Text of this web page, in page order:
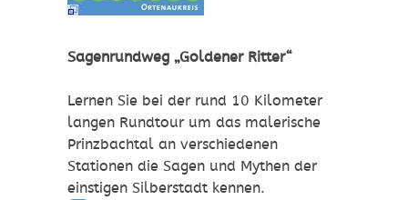
Sagenrundweg „Goldener Ritter“
Lernen Sie bei der rund 10 Kilometer
langen Rundtour um das malerische
Prinzbachtal an verschiedenen
Stationen die Sagen und Mythen der
einstigen Silberstadt kennen.